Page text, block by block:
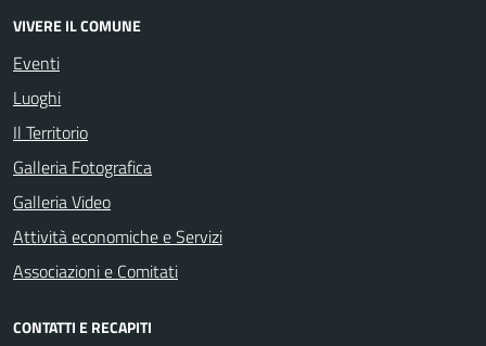
VIVERE IL COMUNE
Eventi
Luoghi
Il Territorio
Galleria Fotografica
Galleria Video
Attività economiche e Servizi
Associazioni e Comitati
CONTATTI E RECAPITI